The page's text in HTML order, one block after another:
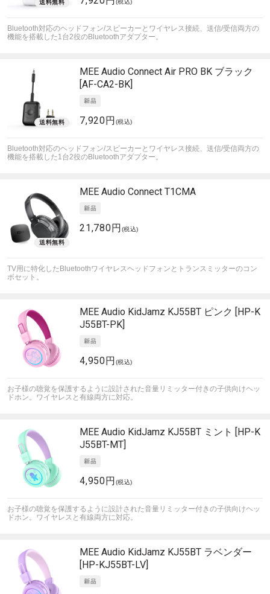
(税込)
Bluetooth対応のヘッドフォン/スピーカーとワイヤレス接続、送信/受信両方の
機能を搭載した1台2役のBluetoothアダプター。
MEE Audio Connect Air PRO BK ブラック
[AF-CA2-BK]
7,920円 (税込)
Bluetooth対応のヘッドフォン/スピーカーとワイヤレス接続、送信/受信両方の
機能を搭載した1台2役のBluetoothアダプター。
MEE Audio Connect T1CMA
21,780円 (税込)
TV用に特化したBluetoothワイヤレスヘッドフォンとトランスミッターのコン
ボセット。
MEE Audio KidJamz KJ55BT ピンク [HP-K
J55BT-PK]
4,950円 (税込)
お子様の聴覚を保護するように設計された音量リミッター付きの子供向けヘッ
ドホン。ワイヤレスと有線両方に対応。
MEE Audio KidJamz KJ55BT ミント [HP-K
J55BT-MT]
4,950円 (税込)
お子様の聴覚を保護するように設計された音量リミッター付きの子供向けヘッ
ドホン。ワイヤレスと有線両方に対応。
MEE Audio KidJamz KJ55BT ラベンダー
[HP-KJ55BT-LV]